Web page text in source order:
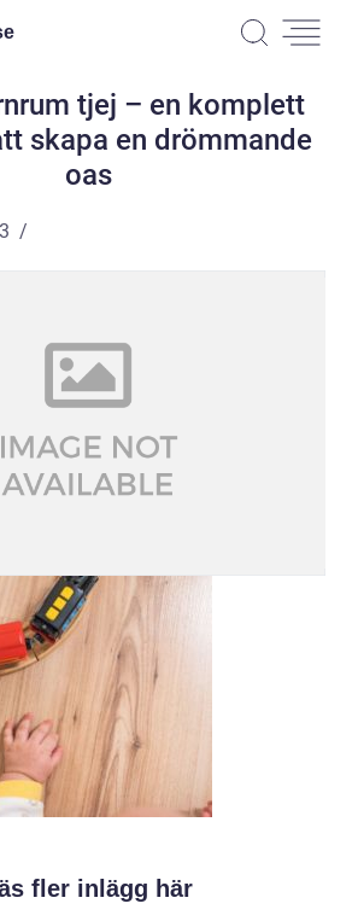
tjej – en komplett
skapa en drömmande
oas
fler inlägg här